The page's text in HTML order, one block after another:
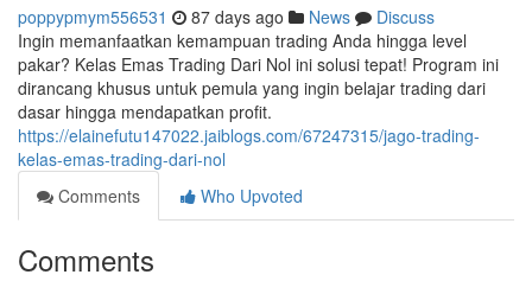
poppypmym556531 87 days ago News
Discuss
Ingin memanfaatkan kemampuan trading Anda hingga level
pakar? Kelas Emas Trading Dari Nol ini solusi tepat! Program ini
dirancang khusus untuk pemula yang ingin belajar trading dari
dasar hingga mendapatkan profit.
https://elainefutu147022.jaiblogs.com/67247315/jago-trading-
kelas-emas-trading-dari-nol
Comments
Who Upvoted
Comments